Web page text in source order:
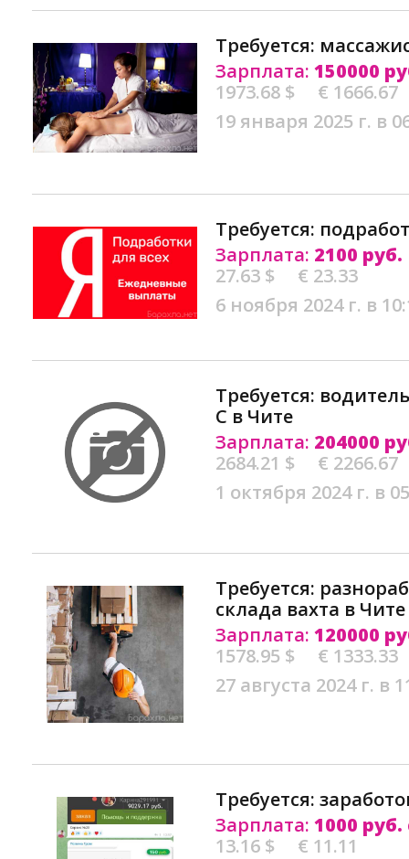
Требуется:
Зарплата: 150000
1973.68 $
€ 1666.67
19 января 2025 г. в
Требуется:
Зарплата: 2100 руб.
27.63 $
€ 23.33
6 ноября 2024 г. в
Требуется:
С в Чите
Зарплата: 204000
2684.21 $
€ 2266.67
1 октября 2024 г. в
Требуется:
склада вахта в Чите
Зарплата: 120000
1578.95 $
€ 1333.33
27 августа 2024 г. в
Требуется:
Зарплата: 1000 руб.
13.16 $
€ 11.11